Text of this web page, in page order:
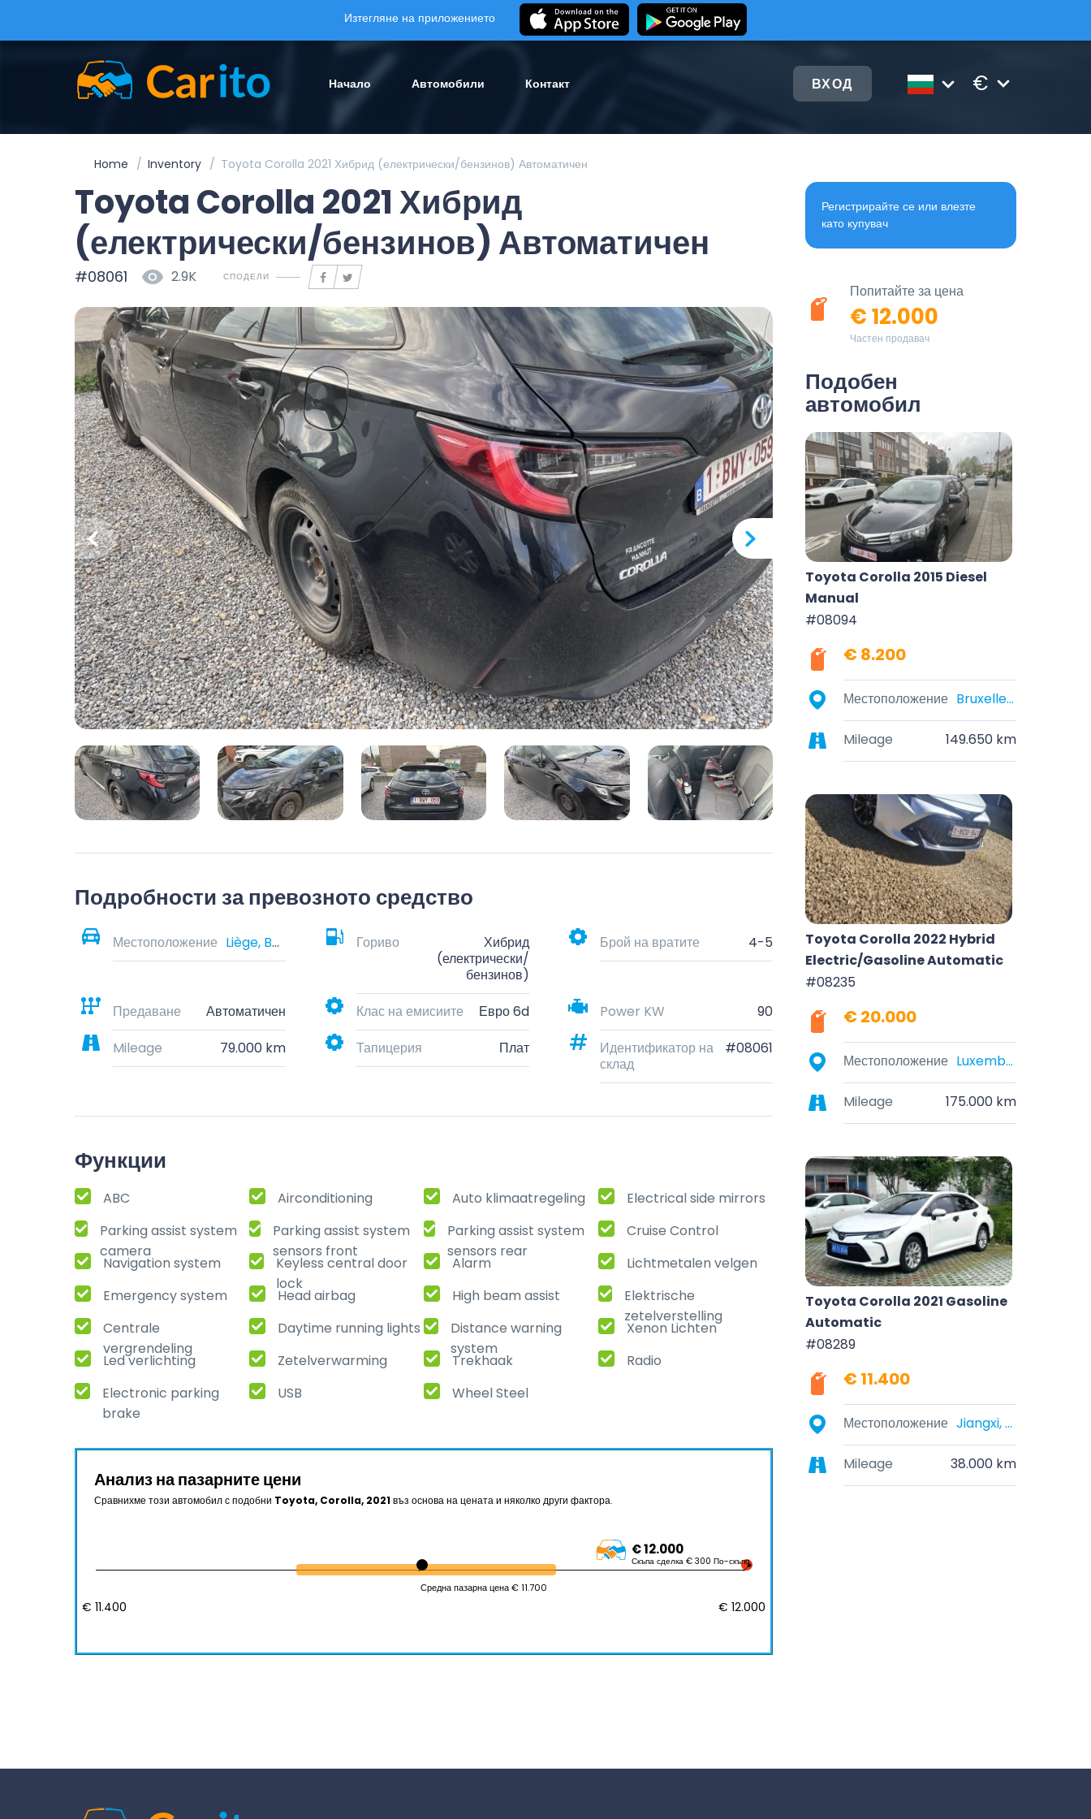
Изтегляне на приложението
Начало Автомобили Контакт ВХОД €
Home Inventory Toyota Corolla 2021 Хибрид (електрически/бензинов) Автоматичен
Toyota Corolla 2021 Хибрид
(електрически/бензинов) Автоматичен
#08061 2.9K СПОДЕЛИ
Подробности за превозното средство
Местоположение Liège, Belgium Гориво
Хибрид
(електрически/
бензинов)
Брой на вратите 4-5
Предаване Автоматичен Клас на емисиите Евро 6d Power KW
90
Mileage
79.000 km Тапицерия Плат
Идентификатор на
склад
#08061
Функции
ABC Airconditioning Auto klimaatregeling
Electrical side mirrors
Parking assist system
camera
Parking assist system
sensors front
Parking assist system
sensors rear
Cruise Control
Navigation system
Keyless central door
lock
Alarm
Lichtmetalen velgen
Emergency system
Head airbag High beam assist
Elektrische
zetelverstelling
Centrale
vergrendeling
Daytime running lights
Distance warning
system
Xenon Lichten
Led verlichting
Zetelverwarming Trekhaak
Radio
Electronic parking
brake
USB Wheel Steel
Анализ на пазарните цени
Сравнихме този автомобил с подобни Toyota, Corolla, 2021въз основа на цената и няколко други фактора.
€ 12.000
Скъпа сделка € 300 По-скъпо
Средна пазарна цена € 11.700
€ 11.400 € 12.000
Регистрирайте се или влезте
като купувач
Попитайте за цена
€ 12.000
Частен продавач
Подобен
автомобил
Toyota Corolla 2015 Diesel
Manual
#08094
€ 8.200
Местоположение Bruxelles, Belgique
Mileage 149.650 km
Toyota Corolla 2022 Hybrid
Electric/Gasoline Automatic
#08235
€ 20.000
Местоположение Luxembourg, Belgique
Mileage 175.000 km
Toyota Corolla 2021 Gasoline
Automatic
#08289
€ 11.400
Местоположение Jiangxi, China
Mileage 38.000 km